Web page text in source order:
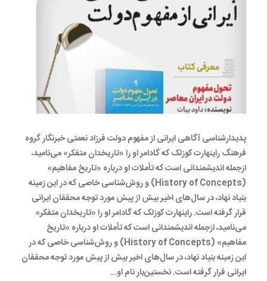
پدیدارشناسی آگاهی ایرانی از مفهوم دولت فرزاد نعمتی خبرنگار گروه
فرهنگ راینهارت کوزلک که گادامر او را «تاریخدان متفکر» می‌نامید،
ازجمله اندیشمندانی است که تأملات او درباره «تاریخ مفاهیم»
(History of Concepts) و روش‌شناسی خاصی که در این زمینه
بنیاد نهاد، در سال‌های اخیر بیش از پیش مورد توجه محققان ایرانی
قرار گرفته است. راینهارت کوزلک که گادامر او را «تاریخدان متفکر»
می‌نامید، ازجمله اندیشمندانی است که تأملات او درباره «تاریخ
مفاهیم» (History of Concepts) و روش‌شناسی خاصی که در
این زمینه بنیاد نهاد، در سال‌های اخیر بیش از پیش مورد توجه محققان
ایرانی قرار گرفته است. نخستین‌بار نام او...